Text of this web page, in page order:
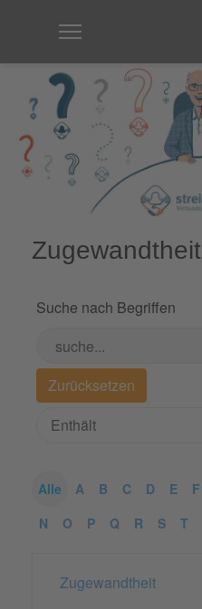
Zugewandtheit
Suche nach Begriffen
Alle A B C D E F
N
O P Q R S T
Zugewandtheit